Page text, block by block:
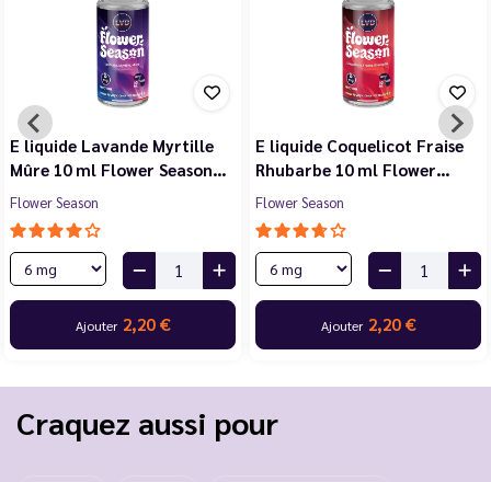
E liquide Violette Cerise
Noire Cassis 10 ml Flower…
Flower Season
Ajouter 2,20 €
E liquide Jasmin Pêche
Blanche Abricot 10 ml…
Flower Season
Ajouter 2,20 €
Craquez aussi pour